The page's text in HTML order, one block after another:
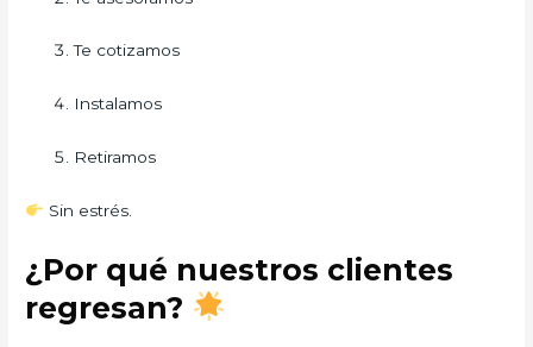
Te cotizamos
Instalamos
Retiramos
Sin estrés.
¿Por qué nuestros clientes
regresan?